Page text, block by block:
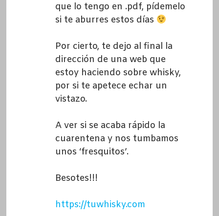
que lo tengo en .pdf, pídemelo
si te aburres estos días
Por cierto, te dejo al final la
dirección de una web que
estoy haciendo sobre whisky,
por si te apetece echar un
vistazo.
A ver si se acaba rápido la
cuarentena y nos tumbamos
unos ‘fresquitos’.
Besotes!!!
https://tuwhisky.com